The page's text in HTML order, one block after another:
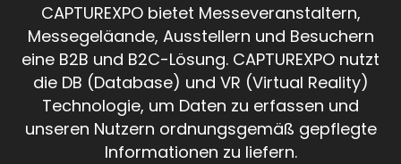
CAPTUREXPO bietet Messeveranstaltern,
Messegeläande, Ausstellern und Besuchern
eine B2B und B2C-Lösung. CAPTUREXPO nutzt
die DB (Database) und VR (Virtual Reality)
Technologie, um Daten zu erfassen und
unseren Nutzern ordnungsgemäß gepflegte
Informationen zu liefern.